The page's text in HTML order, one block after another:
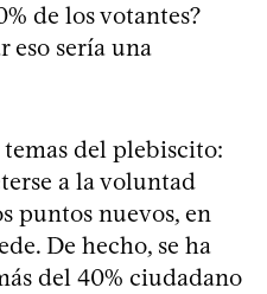
de los votantes?
eso sería una
del plebiscito:
a la voluntad
puntos nuevos, en
De hecho, se ha
del 40% ciudadano